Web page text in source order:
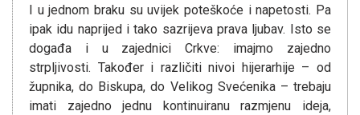
I u jednom braku su uvijek poteškoće i napetosti. Pa
ipak idu naprijed i tako sazrijeva prava ljubav. Isto se
događa i u zajednici Crkve: imajmo zajedno
strpljivosti. Također i različiti nivoi hijerarhije – od
župnika, do Biskupa, do Velikog Svećenika – trebaju
imati zajedno jednu kontinuiranu razmjenu ideja,